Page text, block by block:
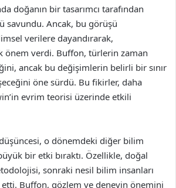
doğanın bir tasarımcı tarafından
savundu. Ancak, bu görüşü
verilere dayandırarak,
önem verdi. Buffon, türlerin zaman
ancak bu değişimlerin belirli bir sınır
öne sürdü. Bu fikirler, daha
evrim teorisi üzerinde etkili
o dönemdeki diğer bilim
bir etki bıraktı. Özellikle, doğal
sonraki nesil bilim insanları
Buffon, gözlem ve deneyin önemini